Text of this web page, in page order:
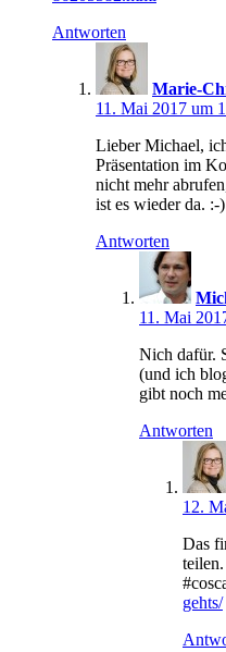
Antworten
Marie-
11. Mai 2017 um
Lieber Michael,
Präsentation im
nicht mehr
ist es wieder da.
Antworten
11. Mai
Nich dafür.
(und ich
gibt noch
Antworten
12.
Das
gehts/